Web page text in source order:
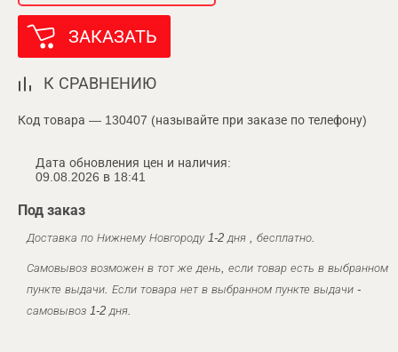
ЗАКАЗАТЬ
К СРАВНЕНИЮ
Код товара — 130407 (называйте при заказе по телефону)
Дата обновления цен и наличия:
09.08.2026 в 18:41
Под заказ
Доставка по Нижнему Новгороду 1-2 дня , бесплатно.
Самовывоз возможен в тот же день, если товар есть в выбранном
пункте выдачи. Если товара нет в выбранном пункте выдачи -
самовывоз 1-2 дня.